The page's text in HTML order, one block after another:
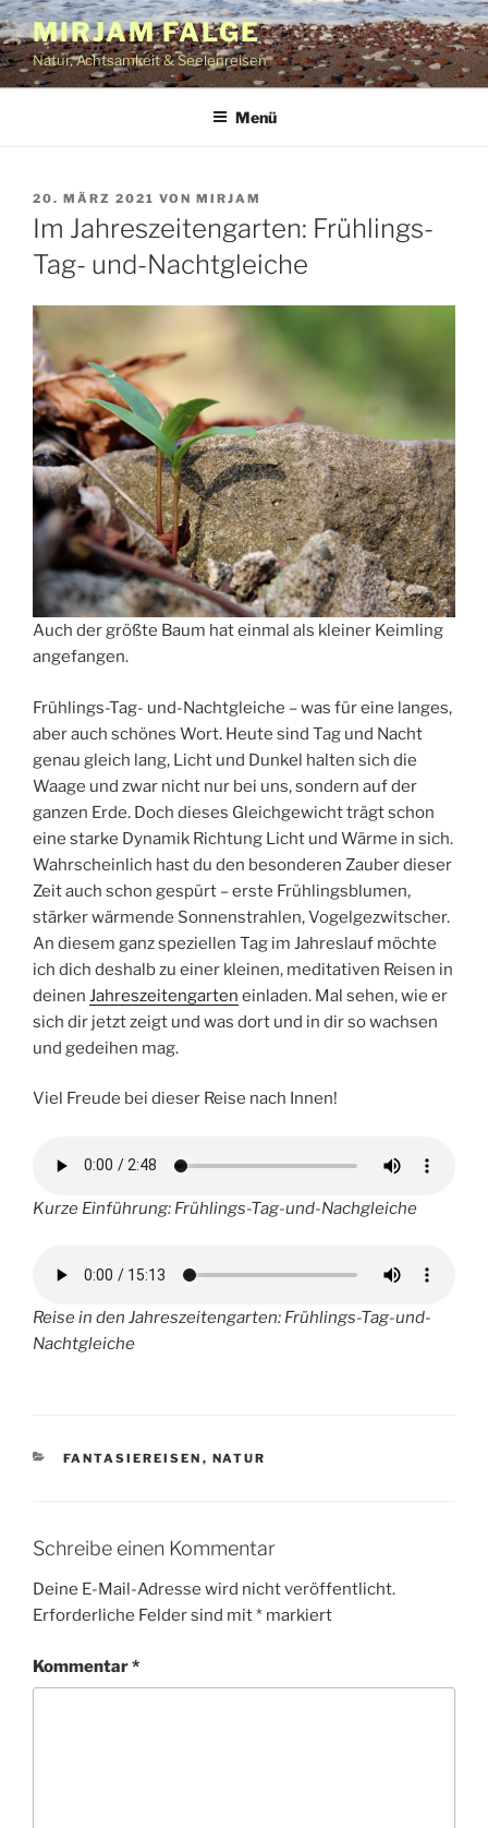
Zum
Inhalt
springen
MIRJAM FALGE
Natur, Achtsamkeit & Seelenreisen
Menü
VERÖFFENTLICHT
AM
20. MÄRZ 2021 VON MIRJAM
Im Jahreszeitengarten: Frühlings-
Tag- und-Nachtgleiche
Auch der größte Baum hat einmal als kleiner Keimling
angefangen.
Frühlings-Tag- und-Nachtgleiche – was für eine langes,
aber auch schönes Wort. Heute sind Tag und Nacht
genau gleich lang, Licht und Dunkel halten sich die
Waage und zwar nicht nur bei uns, sondern auf der
ganzen Erde. Doch dieses Gleichgewicht trägt schon
eine starke Dynamik Richtung Licht und Wärme in sich.
Wahrscheinlich hast du den besonderen Zauber dieser
Zeit auch schon gespürt – erste Frühlingsblumen,
stärker wärmende Sonnenstrahlen, Vogelgezwitscher.
An diesem ganz speziellen Tag im Jahreslauf möchte
ich dich deshalb zu einer kleinen, meditativen Reisen in
deinen Jahreszeitengarten einladen. Mal sehen, wie er
sich dir jetzt zeigt und was dort und in dir so wachsen
und gedeihen mag.
Viel Freude bei dieser Reise nach Innen!
Kurze Einführung: Frühlings-Tag-und-Nachgleiche
Reise in den Jahreszeitengarten: Frühlings-Tag-und-
Nachtgleiche
KATEGORIEN
FANTASIEREISEN , NATUR
Schreibe einen Kommentar
Deine E-Mail-Adresse wird nicht veröffentlicht.
Erforderliche Felder sind mit* markiert
Kommentar*